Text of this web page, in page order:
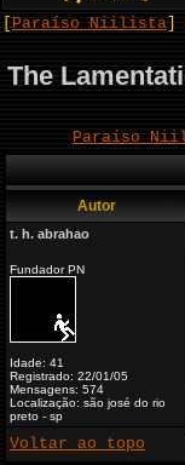
Paraíso Niilista ]
The
Paraíso
Autor
t. h. abrahao
Fundador PN
Idade: 41
Registrado: 22/01/05
Mensagens: 574
Localização: são josé do rio
preto - sp
Voltar ao topo